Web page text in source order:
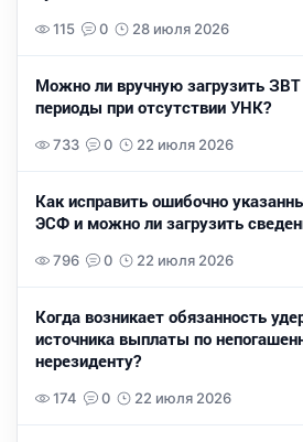
115 0 28 июля 2026
Можно ли вручную загрузить
периоды при отсутствии УНК?
733 0 22 июля 2026
Как исправить ошибочно
ЭСФ и можно ли загрузить
796 0 22 июля 2026
Когда возникает обязанность
источника выплаты по
нерезиденту?
174 0 22 июля 2026